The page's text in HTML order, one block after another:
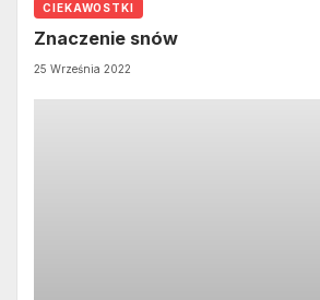
CIEKAWOSTKI
Znaczenie snów
25 Września 2022